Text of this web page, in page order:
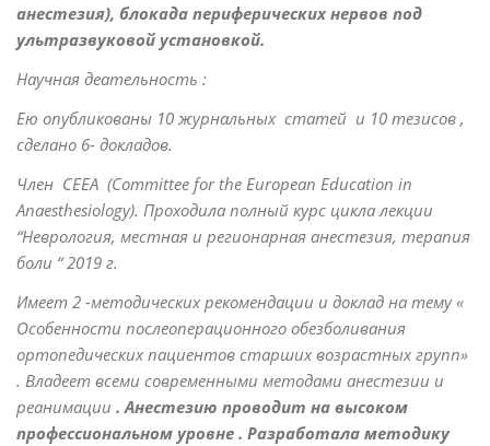
анестезия), блокада периферических нервов под
ультразвуковой установкой.
Научная деательность :
Ею опубликованы 10 журнальных статей и 10 тезисов ,
сделано 6- докладов.
Член СЕЕА (Соmmittee for the European Education in
Anaesthesiology). Проходила полный курс цикла лекции
“Неврология, местная и регионарная анестезия, терапия
боли “ 2019 г.
Имеет 2 -методических рекомендации и доклад на тему «
Особенности послеоперационного обезболивания
ортопедических пациентов старших возрастных групп»
. Владеет всеми современными методами анестезии и
реанимации . Анестезию проводит на высоком
профессиональном уровне . Разработала методику